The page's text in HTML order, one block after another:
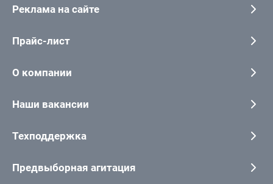
Реклама на сайте
Прайс-лист
О компании
Наши вакансии
Техподдержка
Предвыборная агитация